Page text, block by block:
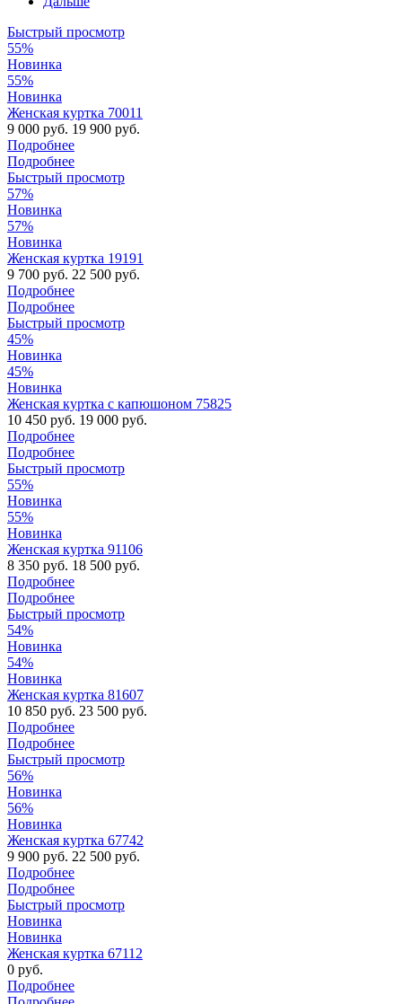
Быстрый просмотр
55%
Новинка
55%
Новинка
Женская куртка 70011
9 000 руб. 19 900 руб.
Подробнее
Подробнее
Быстрый просмотр
57%
Новинка
57%
Новинка
Женская куртка 19191
9 700 руб. 22 500 руб.
Подробнее
Подробнее
Быстрый просмотр
45%
Новинка
45%
Новинка
Женская куртка с капюшоном 75825
10 450 руб. 19 000 руб.
Подробнее
Подробнее
Быстрый просмотр
55%
Новинка
55%
Новинка
Женская куртка 91106
8 350 руб. 18 500 руб.
Подробнее
Подробнее
Быстрый просмотр
54%
Новинка
54%
Новинка
Женская куртка 81607
10 850 руб. 23 500 руб.
Подробнее
Подробнее
Быстрый просмотр
56%
Новинка
56%
Новинка
Женская куртка 67742
9 900 руб. 22 500 руб.
Подробнее
Подробнее
Быстрый просмотр
Новинка
Новинка
Женская куртка 67112
0 руб.
Подробнее